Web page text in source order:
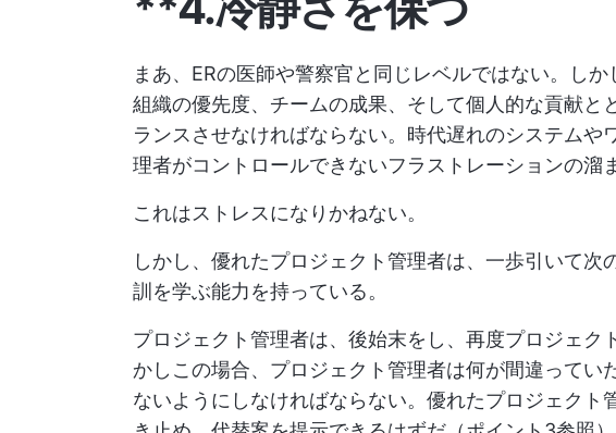
まあ、ERの医師や警察官と同じレベルではない。しか
組織の優先度、チームの成果、そして個人的な貢献と
ランスさせなければならない。時代遅れのシステムや
理者がコントロールできないフラストレーションの溜
これはストレスになりかねない。
しかし、優れたプロジェクト管理者は、一歩引いて次
訓を学ぶ能力を持っている。
プロジェクト管理者は、後始末をし、再度プロジェク
かしこの場合、プロジェクト管理者は何が間違ってい
ないようにしなければならない。優れたプロジェクト